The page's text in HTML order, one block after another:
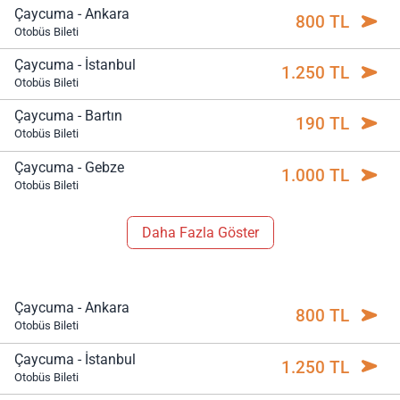
Çaycuma - Ankara
Otobüs Bileti 800 TL
Çaycuma - İstanbul
Otobüs Bileti 1.250 TL
Çaycuma - Bartın
Otobüs Bileti 190 TL
Çaycuma - Gebze
Otobüs Bileti 1.000 TL
Daha Fazla Göster
Çaycuma - Ankara
Otobüs Bileti 800 TL
Çaycuma - İstanbul
Otobüs Bileti 1.250 TL